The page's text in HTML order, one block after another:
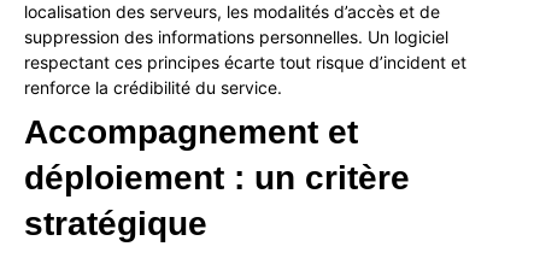
localisation des serveurs, les modalités d’accès et de
suppression des informations personnelles. Un logiciel
respectant ces principes écarte tout risque d’incident et
renforce la crédibilité du service.
Accompagnement et
déploiement : un critère
stratégique